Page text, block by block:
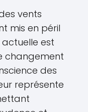
vents
mis en péril
est
changement
des
représente